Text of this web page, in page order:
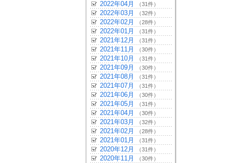
2022年04月 （31件）
2022年03月 （32件）
2022年02月 （28件）
2022年01月 （31件）
2021年12月 （31件）
2021年11月 （30件）
2021年10月 （31件）
2021年09月 （30件）
2021年08月 （31件）
2021年07月 （31件）
2021年06月 （30件）
2021年05月 （31件）
2021年04月 （30件）
2021年03月 （32件）
2021年02月 （28件）
2021年01月 （31件）
2020年12月 （31件）
2020年11月 （30件）